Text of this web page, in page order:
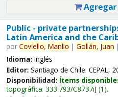
Public - private
Latin America and the
por Coviello, Manlio | Gollán, Juan |
Idioma: Inglés
Editor: Santiago de Chile: CEPAL,
Disponibilidad: Ítems
topográfica: 333.793/C8737i (1).